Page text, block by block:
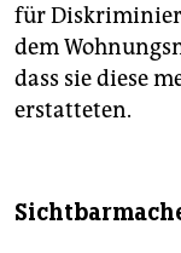
für
dem
dass sie diese
erstatteten.